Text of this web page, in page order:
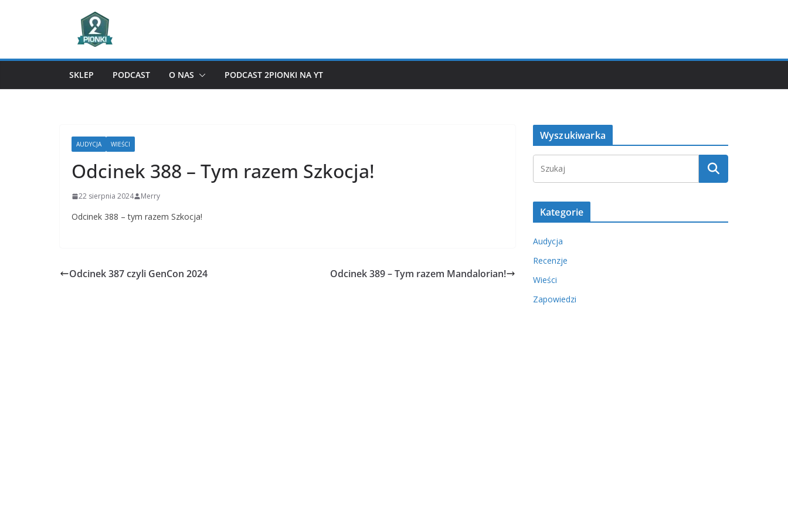
SKLEP PODCAST O NAS PODCAST 2PIONKI NA YT
AUDYCJA WIEŚCI
Odcinek 388 – Tym razem Szkocja!
22 sierpnia 2024 Merry
Odcinek 388 – tym razem Szkocja!
Odcinek 387 czyli GenCon 2024 Odcinek 389 – Tym razem Mandalorian!
Wyszukiwarka
Kategorie
Audycja
Recenzje
Wieści
Zapowiedzi